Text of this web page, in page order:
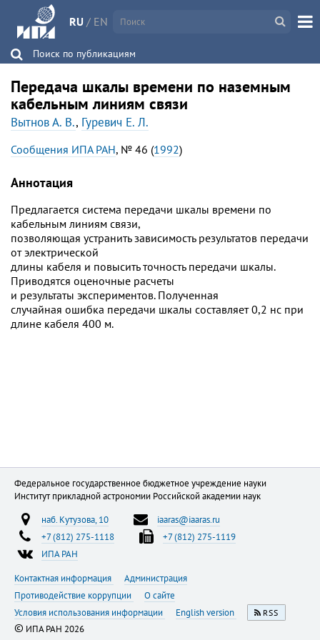
RU / EN
Поиск по публикациям
Передача шкалы времени по наземным
кабельным линиям связи
Вытнов А. В., Гуревич Е. Л.
Сообщения ИПА РАН, № 46 (1992)
Аннотация
Предлагается система передачи шкалы времени по
кабельным линиям связи,
позволяющая устранить зависимость результатов передачи
от электрической
длины кабеля и повысить точность передачи шкалы.
Приводятся оценочные расчеты
и результаты экспериментов. Полученная
случайная ошибка передачи шкалы составляет 0,2 нс при
длине кабеля 400 м.
Федеральное государственное бюджетное учреждение науки
Институт прикладной астрономии Российской академии наук
наб. Кутузова, 10
iaaras@iaaras.ru
+7 (812) 275-1118
+7 (812) 275-1119
ИПА РАН
Контактная информация
Администрация
Противодействие коррупции
О сайте
Условия использования информации
English version RSS
© ИПА РАН 2026